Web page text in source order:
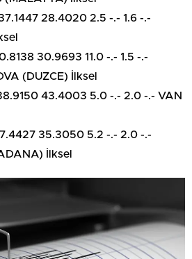
28.4020 2.5 -.- 1.6 -.-
30.9693 11.0 -.- 1.5 -.-
(DUZCE) İlksel
43.4003 5.0 -.- 2.0 -.- VAN
35.3050 5.2 -.- 2.0 -.-
İlksel